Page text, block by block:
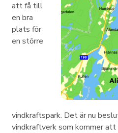
Elproducent
att få till
en bra
plats för
en större
vindkraftspark. Det är nu
vindkraftverk som kommer